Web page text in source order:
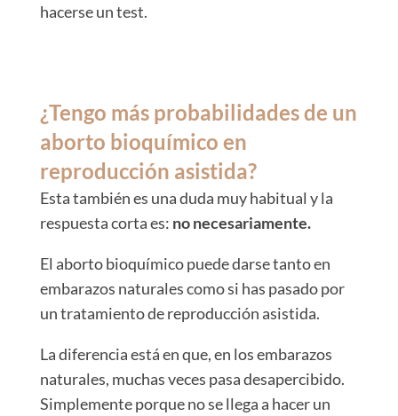
hacerse un test.
¿Tengo más probabilidades de un
aborto bioquímico en
reproducción asistida?
Esta también es una duda muy habitual y la
respuesta corta es: no necesariamente.
El aborto bioquímico puede darse tanto en
embarazos naturales como si has pasado por
un tratamiento de reproducción asistida.
La diferencia está en que, en los embarazos
naturales, muchas veces pasa desapercibido.
Simplemente porque no se llega a hacer un